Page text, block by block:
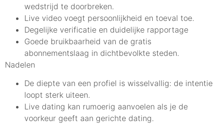
wedstrijd te doorbreken.
Live video voegt persoonlijkheid en toeval toe.
Degelijke verificatie en duidelijke rapportage
Goede bruikbaarheid van de gratis
abonnementslaag in dichtbevolkte steden.
Nadelen
De diepte van een profiel is wisselvallig: de intentie
loopt sterk uiteen.
Live dating kan rumoerig aanvoelen als je de
voorkeur geeft aan gerichte dating.